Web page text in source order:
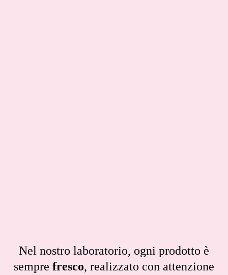
Nel nostro laboratorio, ogni prodotto è
sempre fresco, realizzato con attenzione